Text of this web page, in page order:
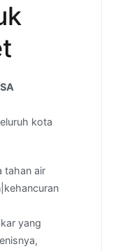
kota
tahan air
yang